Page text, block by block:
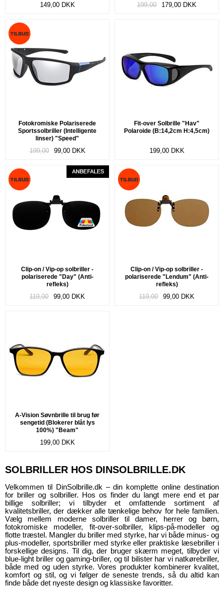
149,00 DKK 199,00 179,00 DKK
Fotokromiske Polariserede
Sportssolbriller (Intelligente
linser) "Speed"
199,00 99,00 DKK
Fit-over Solbrille "Hav"
Polaroide (B:14,2cm H:4,5cm)
199,00 DKK
Clip-on / Vip-op solbriller -
polariserede "Day" (Anti-
refleks)
119,00 99,00 DKK
Clip-on / Vip-op solbriller -
polariserede "Lendum" (Anti-
refleks)
119,00 99,00 DKK
A-Vision Søvnbrille til brug før
sengetid (Blokerer blåt lys
100%) "Beam"
199,00 DKK
SOLBRILLER HOS DINSOLBRILLE.DK
Velkommen til DinSolbrille.dk – din komplette online destination
for briller og solbriller. Hos os finder du langt mere end et par
billige solbriller; vi tilbyder et omfattende sortiment af
kvalitetsbriller, der dækker alle tænkelige behov for hele familien.
Vælg mellem moderne solbriller til damer, herrer og børn,
fotokromiske modeller, fit‑over-solbriller, klips‑på-modeller og
flotte træstel. Mangler du briller med styrke, har vi både minus- og
plus‑modeller, sportsbriller med styrke eller praktiske læsebriller i
forskellige designs. Til dig, der bruger skærm meget, tilbyder vi
blue‑light briller og gaming-briller, og til bilister har vi natkørebriller,
både med og uden styrke. Vores produkter kombinerer kvalitet,
komfort og stil, og vi følger de seneste trends, så du altid kan
finde både det nyeste design og klassiske favoritter.